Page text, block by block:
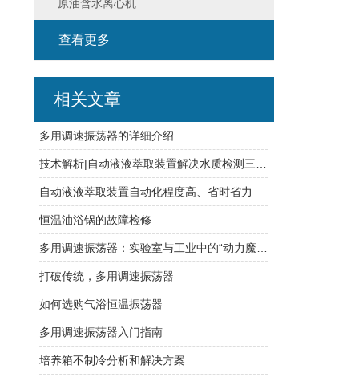
原油含水离心机
查看更多
相关文章
多用调速振荡器的详细介绍
自动液液萃取装置自动化程度高、省时省力
恒温油浴锅的故障检修
打破传统，多用调速振荡器
如何选购气浴恒温振荡器
多用调速振荡器入门指南
培养箱不制冷分析和解决方案